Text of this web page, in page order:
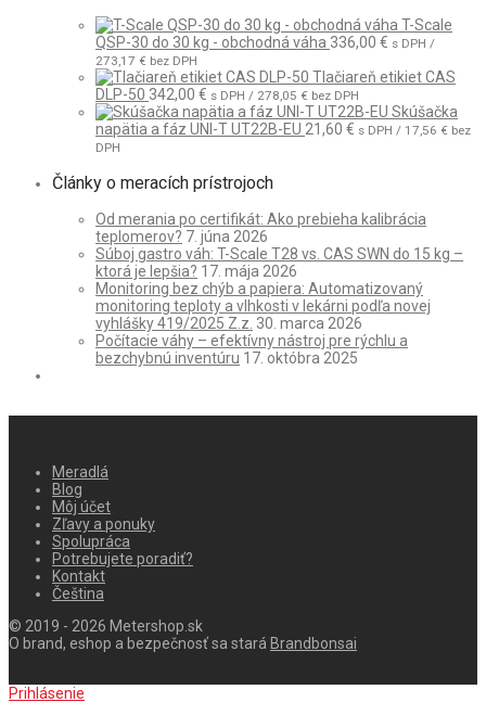
T-Scale
QSP-30 do 30 kg - obchodná váha 336,00 € s DPH /
273,17 € bez DPH
Tlačiareň etikiet CAS
DLP-50 342,00 € s DPH / 278,05 € bez DPH
Skúšačka
napätia a fáz UNI-T UT22B-EU 21,60 € s DPH / 17,56 € bez
DPH
Články o meracích prístrojoch
Od merania po certifikát: Ako prebieha kalibrácia
teplomerov? 7. júna 2026
Súboj gastro váh: T-Scale T28 vs. CAS SWN do 15 kg –
ktorá je lepšia? 17. mája 2026
Monitoring bez chýb a papiera: Automatizovaný
monitoring teploty a vlhkosti v lekárni podľa novej
vyhlášky 419/2025 Z.z. 30. marca 2026
Počítacie váhy – efektívny nástroj pre rýchlu a
bezchybnú inventúru 17. októbra 2025
Meradlá
Blog
Môj účet
Zľavy a ponuky
Spolupráca
Potrebujete poradiť?
Kontakt
Čeština
© 2019 - 2026 Metershop.sk
O brand, eshop a bezpečnosť sa stará Brandbonsai
Prihlásenie